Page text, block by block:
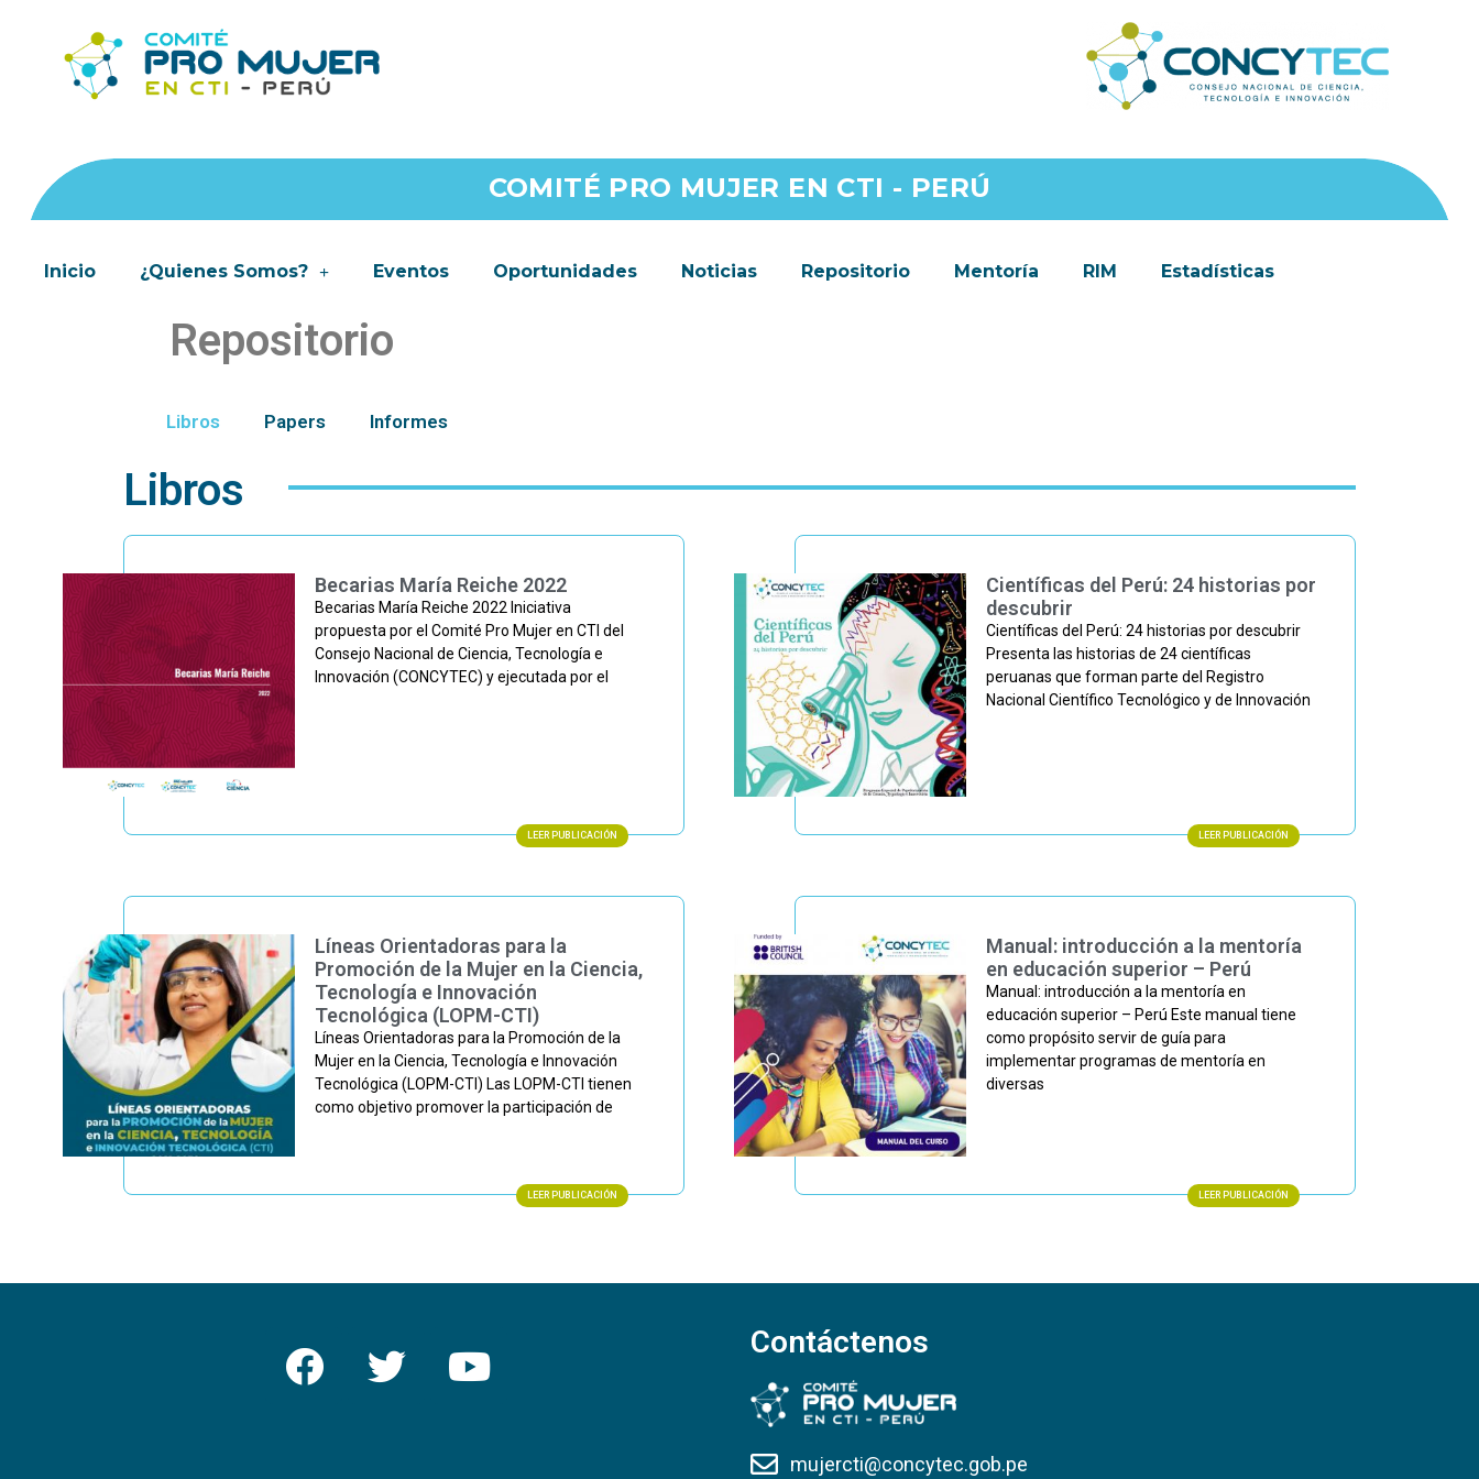
COMITÉ PRO MUJER EN CTI - PERÚ
Inicio ¿Quienes Somos? Eventos Oportunidades Noticias Repositorio Mentoría RIM Estadísticas
Repositorio
Libros Papers Informes
Libros
Becarias María Reiche 2022
Becarias María Reiche 2022 Iniciativa
propuesta por el Comité Pro Mujer en CTI del
Consejo Nacional de Ciencia, Tecnología e
Innovación (CONCYTEC) y ejecutada por el
LEER PUBLICACIÓN
Científicas del Perú: 24 historias por
descubrir
Científicas del Perú: 24 historias por descubrir
Presenta las historias de 24 científicas
peruanas que forman parte del Registro
Nacional Científico Tecnológico y de Innovación
LEER PUBLICACIÓN
Líneas Orientadoras para la
Promoción de la Mujer en la Ciencia,
Tecnología e Innovación
Tecnológica (LOPM-CTI)
Líneas Orientadoras para la Promoción de la
Mujer en la Ciencia, Tecnología e Innovación
Tecnológica (LOPM-CTI) Las LOPM-CTI tienen
como objetivo promover la participación de
LEER PUBLICACIÓN
Manual: introducción a la mentoría
en educación superior – Perú
Manual: introducción a la mentoría en
educación superior – Perú Este manual tiene
como propósito servir de guía para
implementar programas de mento­ría en
diversas
LEER PUBLICACIÓN
Contáctenos
mujercti@concytec.gob.pe